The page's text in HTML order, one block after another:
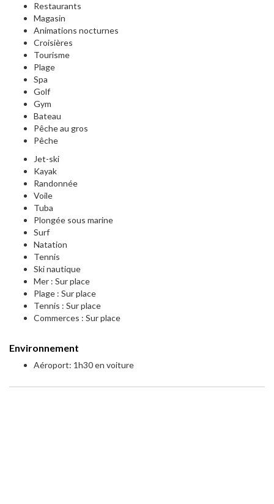
Restaurants
Magasin
Animations nocturnes
Croisières
Tourisme
Plage
Spa
Golf
Gym
Bateau
Pêche au gros
Pêche
Jet-ski
Kayak
Randonnée
Voile
Tuba
Plongée sous marine
Surf
Natation
Tennis
Ski nautique
Mer : Sur place
Plage : Sur place
Tennis : Sur place
Commerces : Sur place
Environnement
Aéroport: 1h30 en voiture